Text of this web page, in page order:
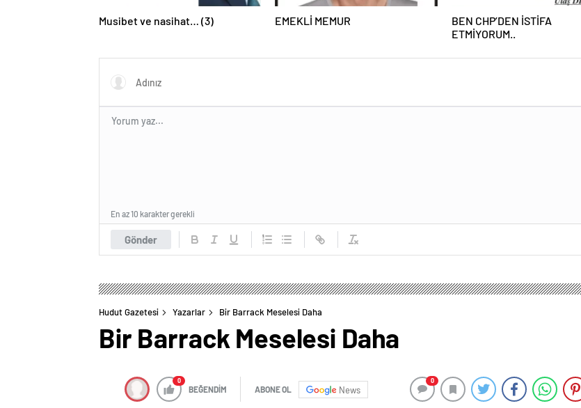
Musibet ve nasihat… (3) EMEKLİ MEMUR
BEN CHP’DEN İSTİFA
ETMİYORUM..
Gönder
En az 10 karakter gerekli
Hudut Gazetesi Yazarlar Bir Barrack Meselesi Daha
Bir Barrack Meselesi Daha
0
BEĞENDİM ABONE OL News
0